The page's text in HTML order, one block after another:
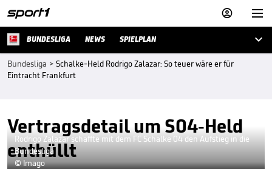


BUNDESLIGA NEWS SPIELPLAN 
Bundesliga > Schalke-Held Rodrigo Zalazar: So teuer wäre er für
Eintracht Frankfurt
Vertragsdetail um S04-Held
enthüllt
Rodrigo Zalazar schaffte mit dem FC Schalke 04 den Aufstieg in die
Bundesliga
© Imago